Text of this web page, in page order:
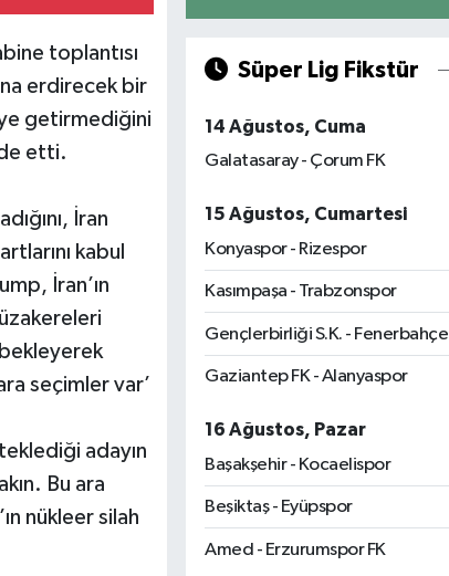
toplantısı
erdirecek bir
getirmediğini
etti.
İran
kabul
İran’ın
seçimler var’
adayın
Bu ara
nükleer silah
Süper Lig Fikstür
14 Ağustos, Cuma
Galatasaray - Çorum FK
15 Ağustos, Cumartesi
Konyaspor - Rizespor
Kasımpaşa - Trabzonspor
Gençlerbirliği S.K. - Fenerbahçe
Gaziantep FK - Alanyaspor
16 Ağustos, Pazar
Başakşehir - Kocaelispor
Beşiktaş - Eyüpspor
Amed - Erzurumspor FK